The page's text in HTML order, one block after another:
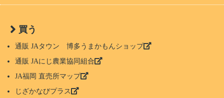
買う
通販 JAタウン 博多うまかもんショップ
通販 JAにじ農業協同組合
JA福岡 直売所マップ
じざかなびプラス